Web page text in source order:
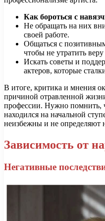
Как бороться с
Не обращать на них
своей работе.
Общаться с
чтобы не утратить
Искать советы и
актеров, которые
В итоге, критика и мнения
причиной отравленной
профессии. Нужно помнить,
находился на начальной
неизбежны и не определяют
Зависимость от
Негативные